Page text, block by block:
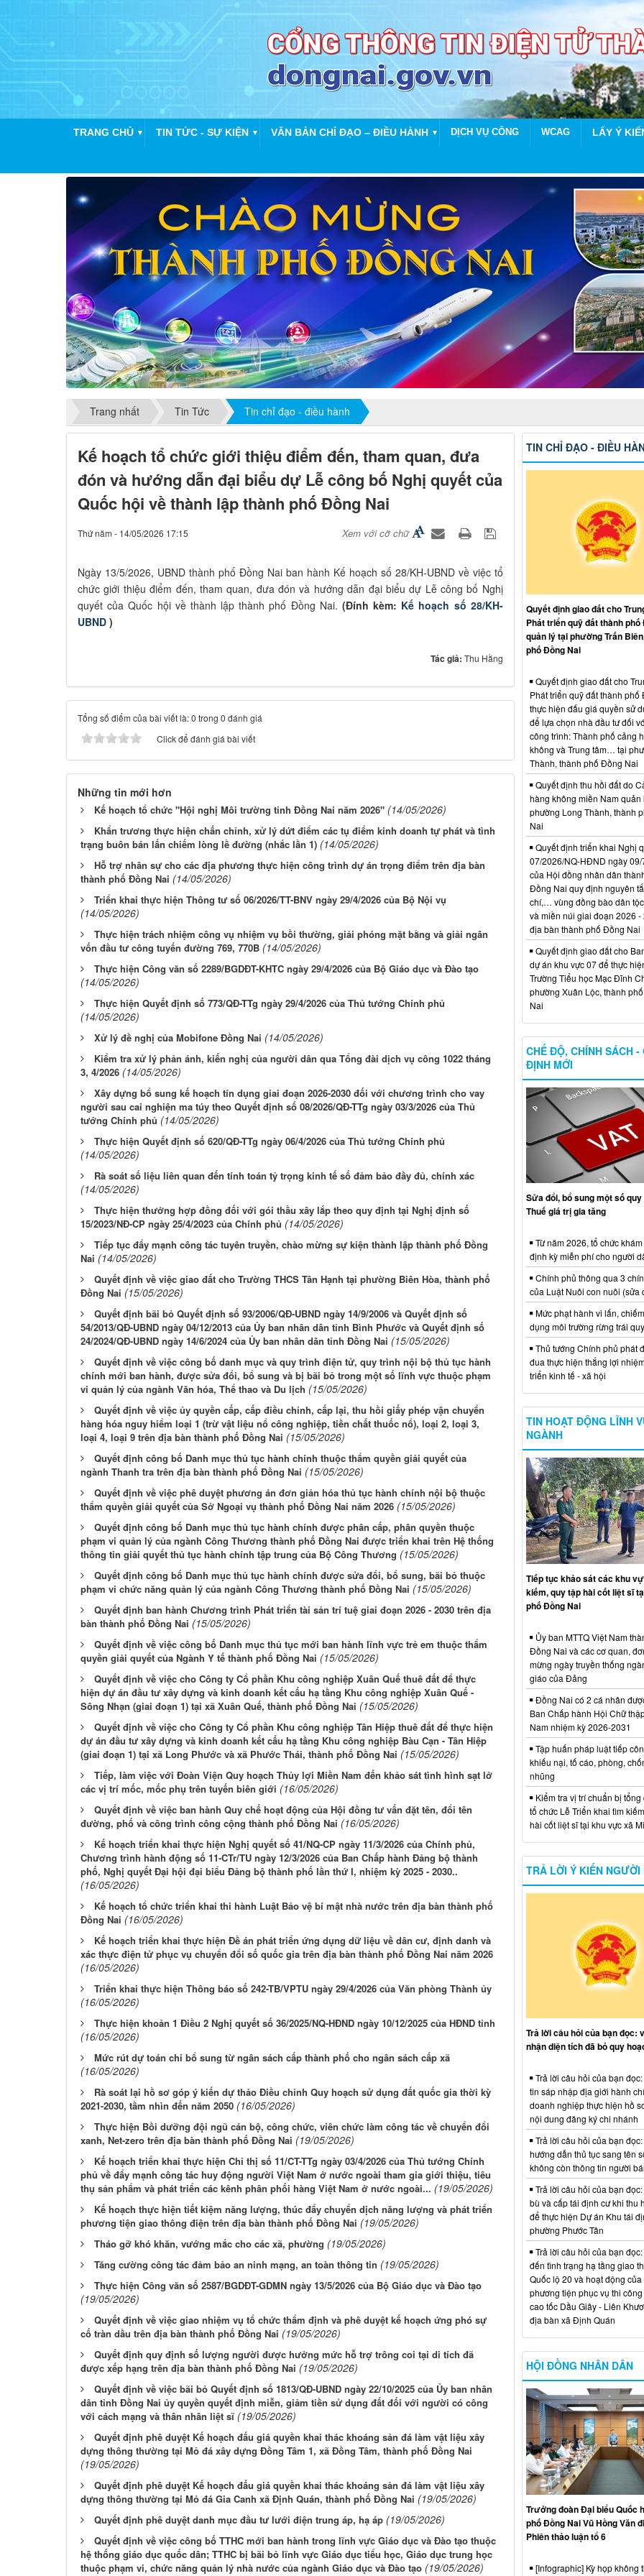
TRANG CHỦ ▼ TIN TỨC - SỰ KIỆN ▼ VĂN BẢN CHỈ ĐẠO – ĐIỀU HÀNH ▼ DỊCH VỤ CÔNG WCAG LẤY Ý
Trang nhất Tin Tức Tin chỉ đạo - điều hành
Kế hoạch tổ chức giới thiệu điểm đến, tham quan, đưa
đón và hướng dẫn đại biểu dự Lễ công bố Nghị quyết của
Quốc hội về thành lập thành phố Đồng Nai
Thứ năm - 14/05/2026 17:15 Xem với cỡ chữ
Ngày 13/5/2026, UBND thành phố Đồng Nai ban hành Kế hoạch số 28/KH-UBND về việc tổ
chức giới thiệu điểm đến, tham quan, đưa đón và hướng dẫn đại biểu dự Lễ công bố Nghị
quyết của Quốc hội về thành lập thành phố Đồng Nai. (Đính kèm: Kế hoạch số 28/KH-
UBND )
Tác giả: Thu Hằng
Tổng số điểm của bài viết là: 0 trong 0 đánh giá
Click để đánh giá bài viết
Những tin mới hơn
Kế hoạch tổ chức "Hội nghị Môi trường tỉnh Đồng Nai năm 2026" (14/05/2026)
Khẩn trương thực hiện chấn chỉnh, xử lý dứt điểm các tụ điểm kinh doanh tự phát và tình
trạng buôn bán lấn chiếm lòng lề đường (nhắc lần 1) (14/05/2026)
Hỗ trợ nhân sự cho các địa phương thực hiện công trình dự án trọng điểm trên địa bàn
thành phố Đồng Nai (14/05/2026)
Triển khai thực hiện Thông tư số 06/2026/TT-BNV ngày 29/4/2026 của Bộ Nội vụ
(14/05/2026)
Thực hiện trách nhiệm công vụ nhiệm vụ bồi thường, giải phóng mặt bằng và giải ngân
vốn đầu tư công tuyến đường 769, 770B (14/05/2026)
Thực hiện Công văn số 2289/BGDĐT-KHTC ngày 29/4/2026 của Bộ Giáo dục và Đào tạo
(14/05/2026)
Thực hiện Quyết định số 773/QĐ-TTg ngày 29/4/2026 của Thủ tướng Chính phủ
(14/05/2026)
Xử lý đề nghị của Mobifone Đồng Nai (14/05/2026)
Kiểm tra xử lý phản ánh, kiến nghị của người dân qua Tổng đài dịch vụ công 1022 tháng
3, 4/2026 (14/05/2026)
Xây dựng bổ sung kế hoạch tín dụng giai đoạn 2026-2030 đối với chương trình cho vay
người sau cai nghiện ma túy theo Quyết định số 08/2026/QĐ-TTg ngày 03/3/2026 của Thủ
tướng Chính phủ (14/05/2026)
Thực hiện Quyết định số 620/QĐ-TTg ngày 06/4/2026 của Thủ tướng Chính phủ
(14/05/2026)
Rà soát số liệu liên quan đến tính toán tỷ trọng kinh tế số đảm bảo đầy đủ, chính xác
(14/05/2026)
Thực hiện thưởng hợp đồng đối với gói thầu xây lắp theo quy định tại Nghị định số
15/2023/NĐ-CP ngày 25/4/2023 của Chính phủ (14/05/2026)
Tiếp tục đẩy mạnh công tác tuyên truyền, chào mừng sự kiện thành lập thành phố Đồng
Nai (14/05/2026)
Quyết định về việc giao đất cho Trường THCS Tân Hạnh tại phường Biên Hòa, thành phố
Đồng Nai (15/05/2026)
Quyết định bãi bỏ Quyết định số 93/2006/QĐ-UBND ngày 14/9/2006 và Quyết định số
54/2013/QĐ-UBND ngày 04/12/2013 của Ủy ban nhân dân tỉnh Bình Phước và Quyết định số
24/2024/QĐ-UBND ngày 14/6/2024 của Ủy ban nhân dân tỉnh Đồng Nai (15/05/2026)
Quyết định về việc công bố danh mục và quy trình điện tử, quy trình nội bộ thủ tục hành
chính mới ban hành, được sửa đổi, bổ sung và bị bãi bỏ trong một số lĩnh vực thuộc phạm
vi quản lý của ngành Văn hóa, Thể thao và Du lịch (15/05/2026)
Quyết định về việc ủy quyền cấp, cấp điều chỉnh, cấp lại, thu hồi giấy phép vận chuyển
hàng hóa nguy hiểm loại 1 (trừ vật liệu nổ công nghiệp, tiền chất thuốc nổ), loại 2, loại 3,
loại 4, loại 9 trên địa bàn thành phố Đồng Nai (15/05/2026)
Quyết định công bố Danh mục thủ tục hành chính thuộc thẩm quyền giải quyết của
ngành Thanh tra trên địa bàn thành phố Đồng Nai (15/05/2026)
Quyết định về việc phê duyệt phương án đơn giản hóa thủ tục hành chính nội bộ thuộc
thẩm quyền giải quyết của Sở Ngoại vụ thành phố Đồng Nai năm 2026 (15/05/2026)
Quyết định công bố Danh mục thủ tục hành chính được phân cấp, phân quyền thuộc
phạm vi quản lý của ngành Công Thương thành phố Đồng Nai được triển khai trên Hệ thống
thông tin giải quyết thủ tục hành chính tập trung của Bộ Công Thương (15/05/2026)
Quyết định công bố Danh mục thủ tục hành chính được sửa đổi, bổ sung, bãi bỏ thuộc
phạm vi chức năng quản lý của ngành Công Thương thành phố Đồng Nai (15/05/2026)
Quyết định ban hành Chương trình Phát triển tài sản trí tuệ giai đoạn 2026 - 2030 trên địa
bàn thành phố Đồng Nai (15/05/2026)
Quyết định về việc công bố Danh mục thủ tục mới ban hành lĩnh vực trẻ em thuộc thẩm
quyền giải quyết của Ngành Y tế thành phố Đồng Nai (15/05/2026)
Quyết định về việc cho Công ty Cổ phần Khu công nghiệp Xuân Quế thuê đất để thực
hiện dự án đầu tư xây dựng và kinh doanh kết cấu hạ tầng Khu công nghiệp Xuân Quế -
Sông Nhạn (giai đoạn 1) tại xã Xuân Quế, thành phố Đồng Nai (15/05/2026)
Quyết định về việc cho Công ty Cổ phần Khu công nghiệp Tân Hiệp thuê đất để thực hiện
dự án đầu tư xây dựng và kinh doanh kết cấu hạ tầng Khu công nghiệp Bàu Cạn - Tân Hiệp
(giai đoạn 1) tại xã Long Phước và xã Phước Thái, thành phố Đồng Nai (15/05/2026)
Tiếp, làm việc với Đoàn Viện Quy hoạch Thủy lợi Miền Nam đến khảo sát tình hình sạt lở
các vị trí mốc, mốc phụ trên tuyến biên giới (16/05/2026)
Quyết định về việc ban hành Quy chế hoạt động của Hội đồng tư vấn đặt tên, đổi tên
đường, phố và công trình công cộng thành phố Đồng Nai (16/05/2026)
Kế hoạch triển khai thực hiện Nghị quyết số 41/NQ-CP ngày 11/3/2026 của Chính phủ,
Chương trình hành động số 11-CTr/TU ngày 12/3/2026 của Ban Chấp hành Đảng bộ thành
phố, Nghị quyết Đại hội đại biểu Đảng bộ thành phố lần thứ I, nhiệm kỳ 2025 - 2030..
(16/05/2026)
Kế hoạch tổ chức triển khai thi hành Luật Bảo vệ bí mật nhà nước trên địa bàn thành phố
Đồng Nai (16/05/2026)
Kế hoạch triển khai thực hiện Đề án phát triển ứng dụng dữ liệu về dân cư, định danh và
xác thực điện tử phục vụ chuyển đổi số quốc gia trên địa bàn thành phố Đồng Nai năm 2026
(16/05/2026)
Triển khai thực hiện Thông báo số 242-TB/VPTU ngày 29/4/2026 của Văn phòng Thành ủy
(16/05/2026)
Thực hiện khoản 1 Điều 2 Nghị quyết số 36/2025/NQ-HĐND ngày 10/12/2025 của HĐND tỉnh
(16/05/2026)
Mức rút dự toán chi bổ sung từ ngân sách cấp thành phố cho ngân sách cấp xã
(16/05/2026)
Rà soát lại hồ sơ góp ý kiến dự thảo Điều chỉnh Quy hoạch sử dụng đất quốc gia thời kỳ
2021-2030, tầm nhìn đến năm 2050 (16/05/2026)
Thực hiện Bồi dưỡng đội ngũ cán bộ, công chức, viên chức làm công tác về chuyển đổi
xanh, Net-zero trên địa bàn thành phố Đồng Nai (19/05/2026)
Kế hoạch triển khai thực hiện Chỉ thị số 11/CT-TTg ngày 03/4/2026 của Thủ tướng Chính
phủ về đẩy mạnh công tác huy động người Việt Nam ở nước ngoài tham gia giới thiệu, tiêu
thụ sản phẩm và phát triển các kênh phân phối hàng Việt Nam ở nước ngoài... (19/05/2026)
Kế hoạch thực hiện tiết kiệm năng lượng, thúc đẩy chuyển dịch năng lượng và phát triển
phương tiện giao thông điện trên địa bàn thành phố Đồng Nai (19/05/2026)
Tháo gỡ khó khăn, vướng mắc cho các xã, phường (19/05/2026)
Tăng cường công tác đảm bảo an ninh mạng, an toàn thông tin (19/05/2026)
Thực hiện Công văn số 2587/BGDĐT-GDMN ngày 13/5/2026 của Bộ Giáo dục và Đào tạo
(19/05/2026)
Quyết định về việc giao nhiệm vụ tổ chức thẩm định và phê duyệt kế hoạch ứng phó sự
cố tràn dầu trên địa bàn thành phố Đồng Nai (19/05/2026)
Quyết định quy định số lượng người được hưởng mức hỗ trợ trông coi tại di tích đã
được xếp hạng trên địa bàn thành phố Đồng Nai (19/05/2026)
Quyết định về việc bãi bỏ Quyết định số 1813/QĐ-UBND ngày 22/10/2025 của Ủy ban nhân
dân tỉnh Đồng Nai ủy quyền quyết định miễn, giảm tiền sử dụng đất đối với người có công
với cách mạng và thân nhân liệt sĩ (19/05/2026)
Quyết định phê duyệt Kế hoạch đấu giá quyền khai thác khoáng sản đá làm vật liệu xây
dựng thông thường tại Mỏ đá xây dựng Đồng Tâm 1, xã Đồng Tâm, thành phố Đồng Nai
(19/05/2026)
Quyết định phê duyệt Kế hoạch đấu giá quyền khai thác khoáng sản đá làm vật liệu xây
dựng thông thường tại Mỏ đá Gia Canh xã Định Quán, thành phố Đồng Nai (19/05/2026)
Quyết định phê duyệt danh mục đầu tư lưới điện trung áp, hạ áp (19/05/2026)
Quyết định về việc công bố TTHC mới ban hành trong lĩnh vực Giáo dục và Đào tạo thuộc
hệ thống giáo dục quốc dân; TTHC bị bãi bỏ lĩnh vực Giáo dục tiểu học, Giáo dục trung học
thuộc phạm vi, chức năng quản lý nhà nước của ngành Giáo dục và Đào tạo (19/05/2026)
TIN CHỈ ĐẠO - ĐIỀU
Quyết định giao đất cho
Phát triển quỹ đất thành phố
quản lý tại phường Trấn
phố Đồng Nai
Quyết định giao đất cho
Phát triển quỹ đất thành phố
thực hiện đấu giá quyền sử
để lựa chọn nhà đầu tư đối
công trình: Thành phố cảng
không và Trung tâm… tại
Thành, thành phố Đồng Nai
Quyết định thu hồi đất do
hàng không miền Nam quản
phường Long Thành, thành
Nai
Quyết định triển khai Nghị
07/2026/NQ-HĐND ngày 09/
của Hội đồng nhân dân
Đồng Nai quy định nguyên
chí,… vùng đồng bào dân
và miền núi giai đoạn 2026 -
địa bàn thành phố Đồng Nai
Quyết định giao đất cho
dự án khu vực 07 để thực
Trường Tiểu học Mạc Đĩnh
phường Xuân Lộc, thành
Nai
CHẾ ĐỘ, CHÍNH SÁCH -
ĐỊNH MỚI
Sửa đổi, bổ sung một số
Thuế giá trị gia tăng
Từ năm 2026, tổ chức
định kỳ miễn phí cho người
Chính phủ thông qua 3
của Luật Nuôi con nuôi (sửa
Mức phạt hành vi lấn,
dụng môi trường rừng trái
Thủ tướng Chính phủ phát
đua thực hiện thắng lợi
triển kinh tế - xã hội
TIN HOẠT ĐỘNG LĨNH
NGÀNH
Tiếp tục khảo sát các khu
kiếm, quy tập hài cốt liệt sĩ
phố Đồng Nai
Ủy ban MTTQ Việt Nam
Đồng Nai và các cơ quan,
mừng ngày truyền thống
giáo của Đảng
Đồng Nai có 2 cá nhân
Ban Chấp hành Hội Chữ
Nam nhiệm kỳ 2026-2031
Tập huấn pháp luật tiếp
khiếu nại, tố cáo, phòng,
nhũng
Kiểm tra vị trí chuẩn bị tổng
tổ chức Lễ Triển khai tìm
hài cốt liệt sĩ tại khu vực xã
TRẢ LỜI Ý KIẾN NGƯỜI
Trả lời câu hỏi của bạn đọc:
nhận diện tích đã bỏ quy
Trả lời câu hỏi của bạn
tin sáp nhập địa giới hành
doanh nghiệp thực hiện hồ
nội dung đăng ký chi nhánh
Trả lời câu hỏi của bạn
hướng dẫn thủ tục sang tên
không còn thông tin người
Trả lời câu hỏi của bạn
bù và cấp tái định cư khi thu
để thực hiện Dự án Khu tái
phường Phước Tân
Trả lời câu hỏi của bạn
đến tình trạng hạ tầng giao
Quốc lộ 20 và hoạt động của
phương tiện phục vụ thi
cao tốc Dầu Giây - Liên
địa bàn xã Định Quán
HỘI ĐỒNG NHÂN DÂN
Trưởng đoàn Đại biểu Quốc
phố Đồng Nai Vũ Hồng Văn
Phiên thảo luận tổ 6
[Infographic] Kỳ họp không